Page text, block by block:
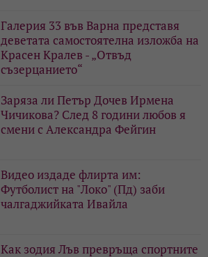
Галерия 33 във Варна представя
деветата самостоятелна изложба на
Красен Кралев - „Отвъд
съзерцанието“
Заряза ли Петър Дочев Ирмена
Чичикова? След 8 години любов я
смени с Александра Фейгин
Видео издаде флирта им:
Футболист на "Локо" (Пд) заби
чалгаджийката Ивайла
Как зодия Лъв превръща спортните